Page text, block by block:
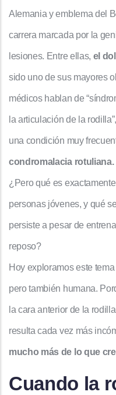
Alemania y emblema del
carrera marcada por la
lesiones. Entre ellas, el
sido uno de sus mayores
médicos hablan de
la articulación de la
una condición muy
condromalacia rotuliana.
¿Pero qué es
personas jóvenes, y qué
persiste a pesar de
reposo?
Hoy exploramos este
pero también humana.
la cara anterior de la
resulta cada vez más
mucho más de lo que
Cuando la